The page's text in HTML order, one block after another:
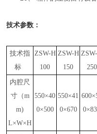
技术参数：
技术指
标
ZSW-H
100
ZSW-H
150
250
内腔尺
寸（m
m)
L×W×H
550×40
0×500
550×41
0×670